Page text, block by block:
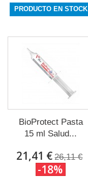
PRODUCTO EN STOCK
BioProtect Pasta
15 ml Salud...
21,41 € 26,11 €
-18%